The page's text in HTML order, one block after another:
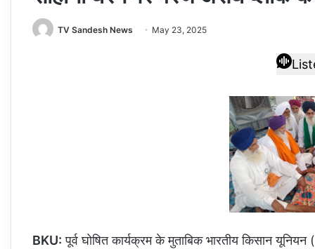
TV Sandesh News May 23, 2025
BKU: पूर्व घोषित कार्यक्रम के मुताबिक भारतीय किसान